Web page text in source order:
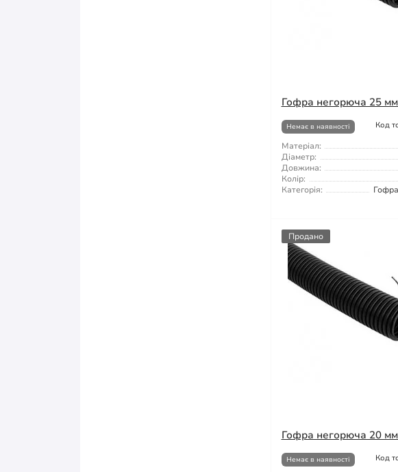
Гофра негорюча 25
Немає в наявності Код
Матеріал:
Діаметр:
Довжина:
Колір:
Категорія:
Продано
Гофра негорюча 20
Немає в наявності Код